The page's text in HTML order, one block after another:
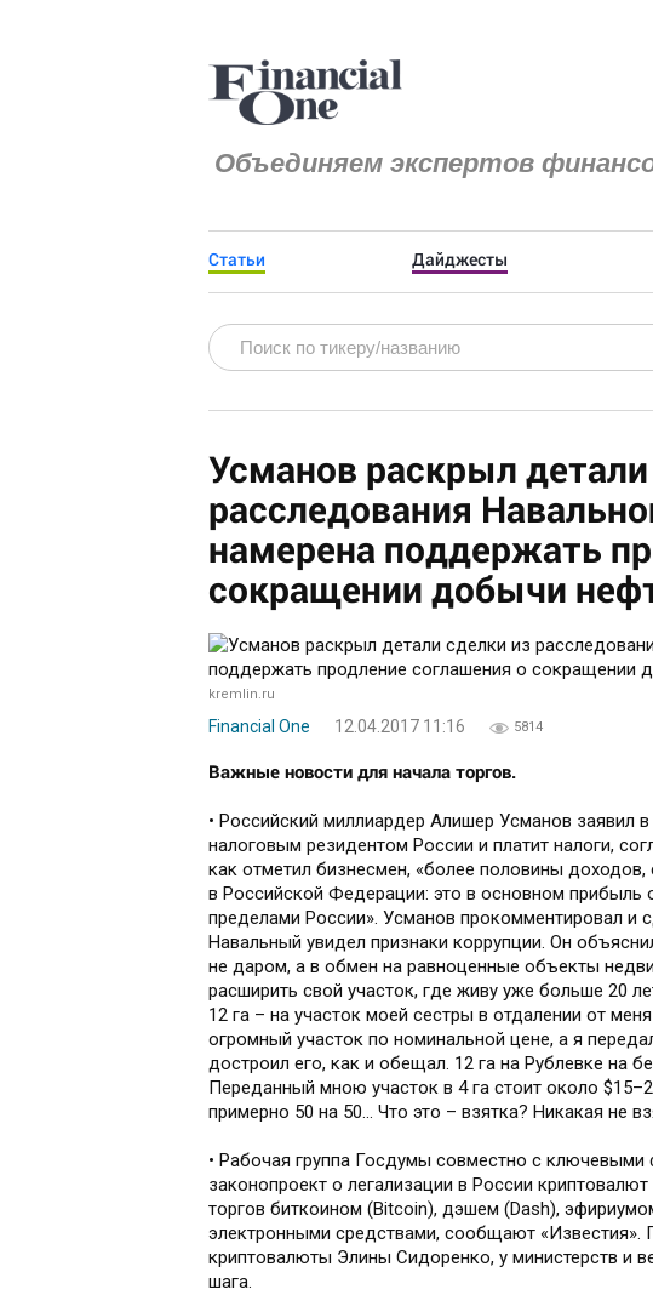
Объединяем экспертов
Статьи Дайджесты
Усманов раскрыл
расследования
намерена поддержать
сокращении добычи
kremlin.ru
Financial One 12.04.2017 11:16 5814
Важные новости для начала торгов.
• Российский миллиардер Алишер Усманов заявил
налоговым резидентом России и платит налоги,
как отметил бизнесмен, «более половины доходов,
в Российской Федерации: это в основном прибыль
пределами России». Усманов прокомментировал и
Навальный увидел признаки коррупции. Он
не даром, а в обмен на равноценные объекты
расширить свой участок, где живу уже больше 20
12 га – на участок моей сестры в отдалении от
огромный участок по номинальной цене, а я
достроил его, как и обещал. 12 га на Рублевке на
Переданный мною участок в 4 га стоит около
примерно 50 на 50... Что это – взятка? Никакая не
• Рабочая группа Госдумы совместно с
законопроект о легализации в России
торгов биткоином (Bitcoin), дэшем (Dash),
электронными средствами, сообщают «Известия».
криптовалюты Элины Сидоренко, у министерств и
шага.